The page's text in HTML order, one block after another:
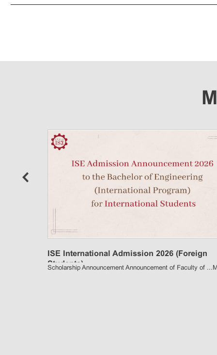
ISE International Admission 2026 (Foreign
Students)
Scholarship Announcement Announcement of Faculty of ...